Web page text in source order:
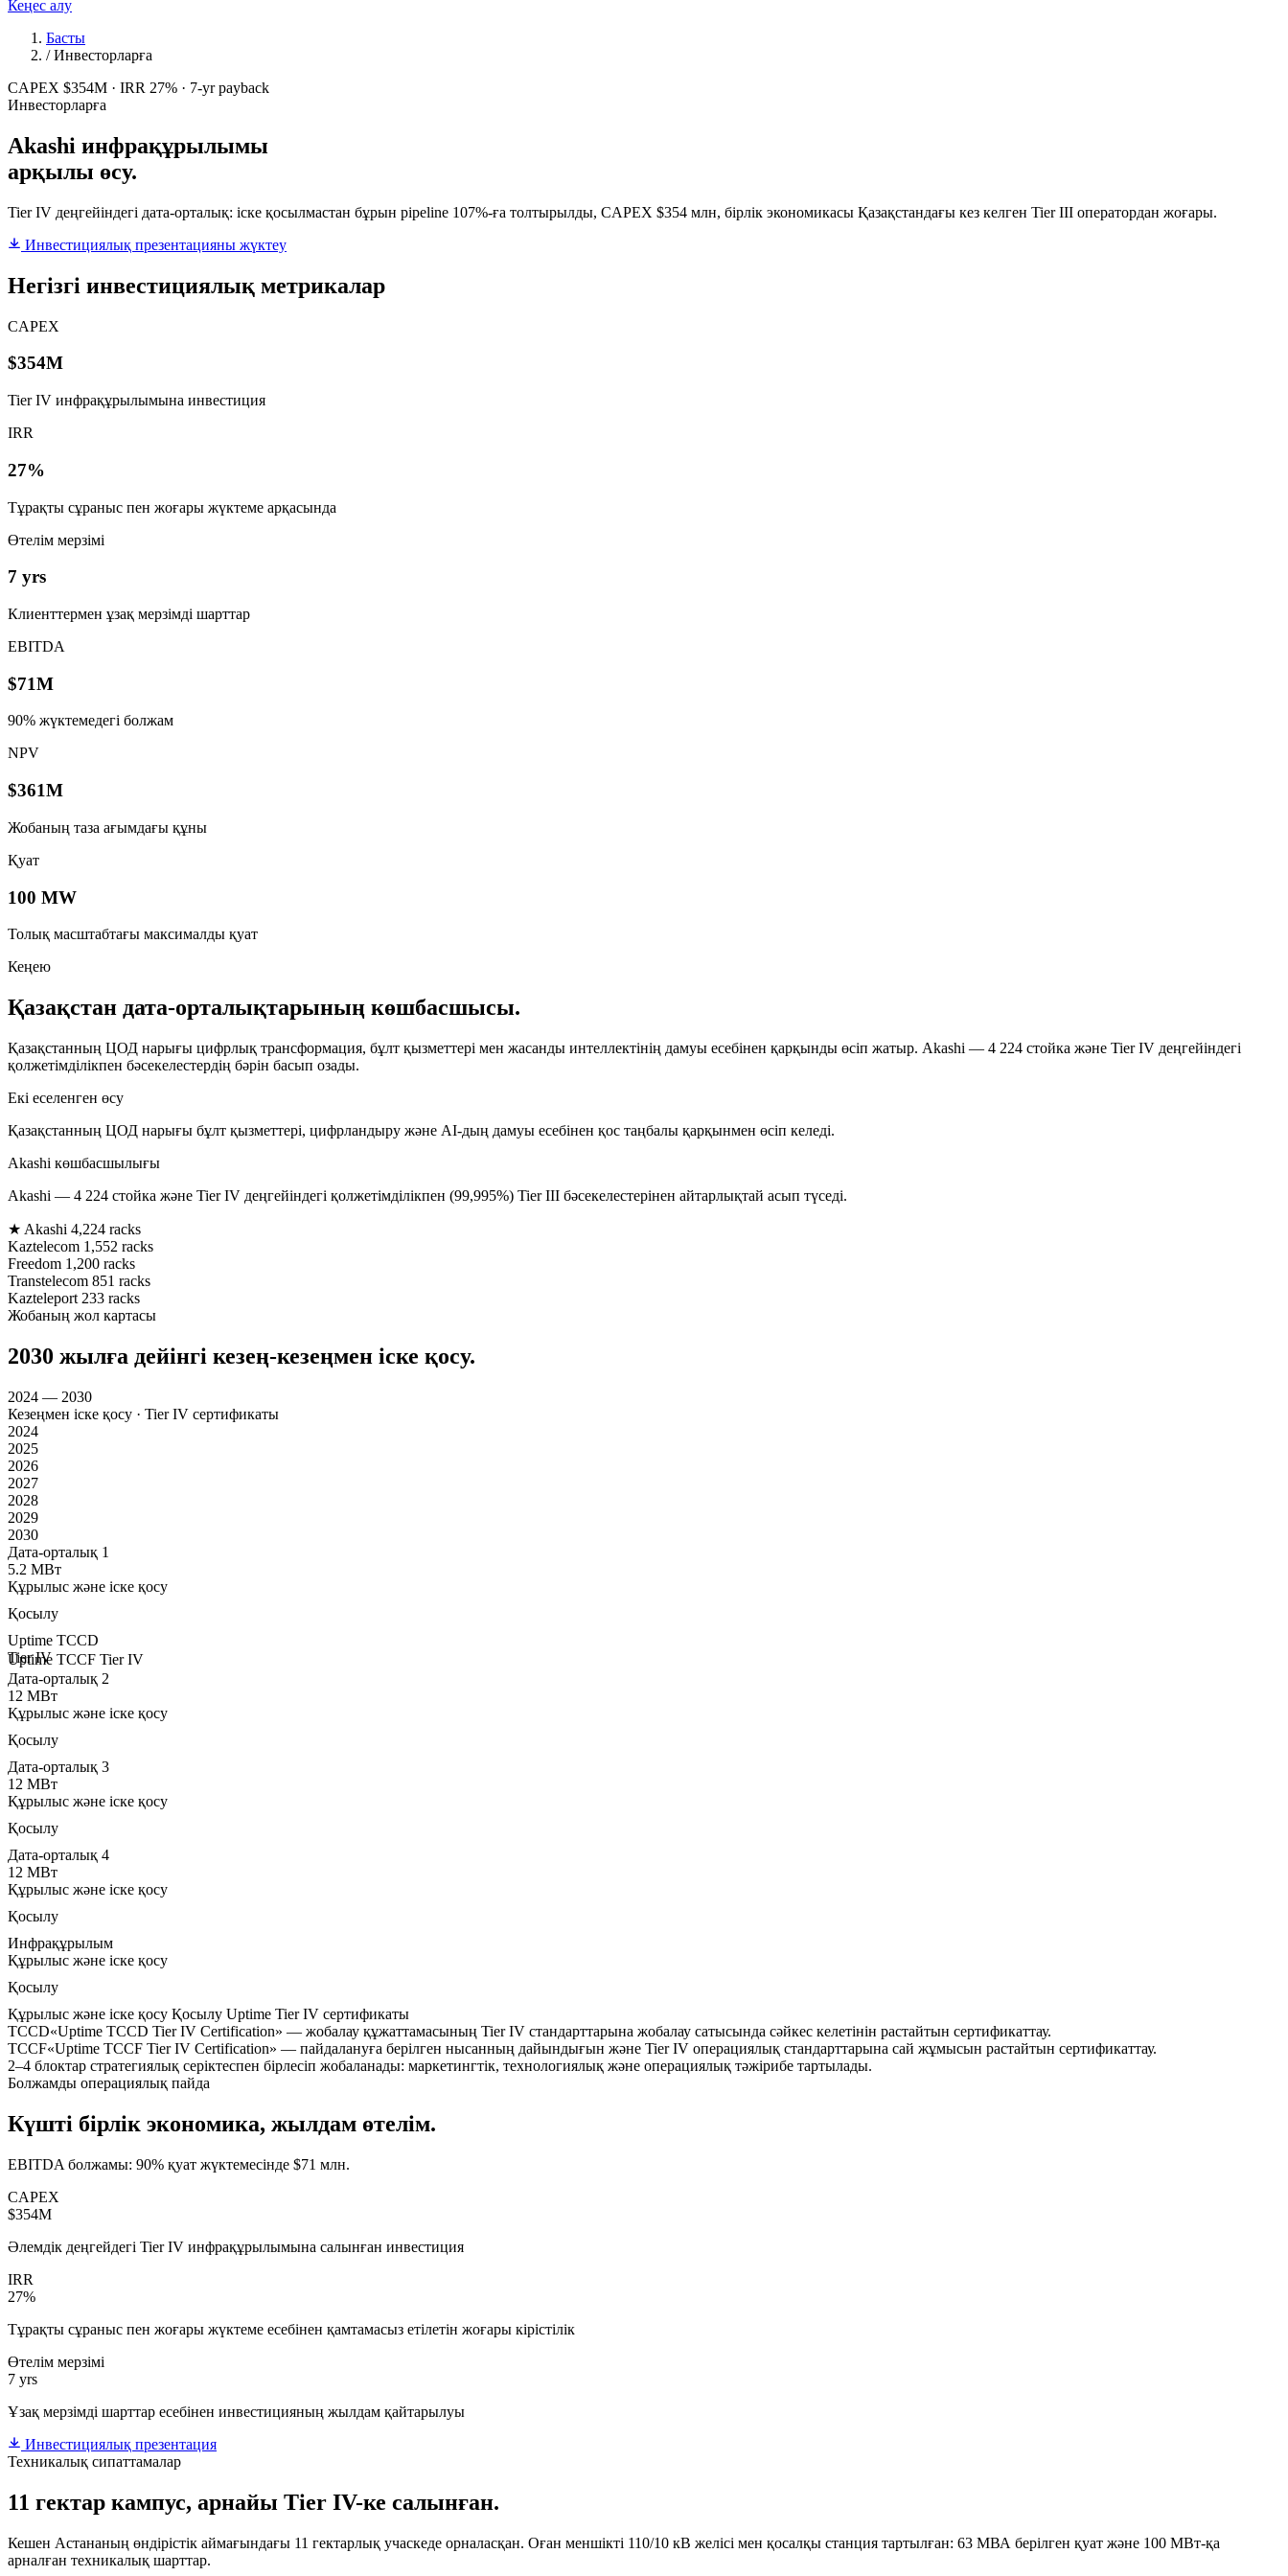
Кеңес алу
Басты
/ Инвесторларға
CAPEX $354M · IRR 27% · 7-yr payback
Инвесторларға
Akashi инфрақұрылымы
арқылы өсу.
Tier IV деңгейіндегі дата-орталық: іске қосылмастан бұрын pipeline 107%-ға толтырылды, CAPEX $354 млн, бірлік экономикасы Қазақстандағы кез келген Tier III оператордан жоғары.
Инвестициялық презентацияны жүктеу
Негізгі инвестициялық метрикалар
CAPEX
$354M
Tier IV инфрақұрылымына инвестиция
IRR
27%
Тұрақты сұраныс пен жоғары жүктеме арқасында
Өтелім мерзімі
7 yrs
Клиенттермен ұзақ мерзімді шарттар
EBITDA
$71M
90% жүктемедегі болжам
NPV
$361M
Жобаның таза ағымдағы құны
Қуат
100 MW
Толық масштабтағы максималды қуат
Кеңею
Қазақстан дата-орталықтарының көшбасшысы.
Қазақстанның ЦОД нарығы цифрлық трансформация, бұлт қызметтері мен жасанды интеллектінің дамуы есебінен қарқынды өсіп жатыр. Akashi — 4 224 стойка және Tier IV деңгейіндегі
қолжетімділікпен бәсекелестердің бәрін басып озады.
Екі еселенген өсу
Қазақстанның ЦОД нарығы бұлт қызметтері, цифрландыру және AI-дың дамуы есебінен қос таңбалы қарқынмен өсіп келеді.
Akashi көшбасшылығы
Akashi — 4 224 стойка және Tier IV деңгейіндегі қолжетімділікпен (99,995%) Tier III бәсекелестерінен айтарлықтай асып түседі.
★ Akashi 4,224 racks
Kaztelecom 1,552 racks
Freedom 1,200 racks
Transtelecom 851 racks
Kazteleport 233 racks
Жобаның жол картасы
2030 жылға дейінгі кезең-кезеңмен іске қосу.
2024 — 2030
Кезеңмен іске қосу · Tier IV сертификаты
2024
2025
2026
2027
2028
2029
2030
Дата-орталық 1
5.2 МВт
Құрылыс және іске қосу
Қосылу
Uptime TCCD
Tier IV
Uptime TCCF Tier IV
Дата-орталық 2
12 МВт
Құрылыс және іске қосу
Қосылу
Дата-орталық 3
12 МВт
Құрылыс және іске қосу
Қосылу
Дата-орталық 4
12 МВт
Құрылыс және іске қосу
Қосылу
Инфрақұрылым
Құрылыс және іске қосу
Қосылу
Құрылыс және іске қосу Қосылу Uptime Tier IV сертификаты
TCCD«Uptime TCCD Tier IV Certification» — жобалау құжаттамасының Tier IV стандарттарына жобалау сатысында сәйкес келетінін растайтын сертификаттау.
TCCF«Uptime TCCF Tier IV Certification» — пайдалануға берілген нысанның дайындығын және Tier IV операциялық стандарттарына сай жұмысын растайтын сертификаттау.
2–4 блоктар стратегиялық серіктеспен бірлесіп жобаланады: маркетингтік, технологиялық және операциялық тәжірибе тартылады.
Болжамды операциялық пайда
Күшті бірлік экономика, жылдам өтелім.
EBITDA болжамы: 90% қуат жүктемесінде $71 млн.
CAPEX
$354M
Әлемдік деңгейдегі Tier IV инфрақұрылымына салынған инвестиция
IRR
27%
Тұрақты сұраныс пен жоғары жүктеме есебінен қамтамасыз етілетін жоғары кірістілік
Өтелім мерзімі
7 yrs
Ұзақ мерзімді шарттар есебінен инвестицияның жылдам қайтарылуы
Инвестициялық презентация
Техникалық сипаттамалар
11 гектар кампус, арнайы Tier IV-ке салынған.
Кешен Астананың өндірістік аймағындағы 11 гектарлық учаскеде орналасқан. Оған меншікті 110/10 кВ желісі мен қосалқы станция тартылған: 63 МВА берілген қуат және 100 МВт-қа
арналған техникалық шарттар.